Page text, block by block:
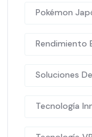
Pokémon
Rendimiento
Soluciones
Tecnología